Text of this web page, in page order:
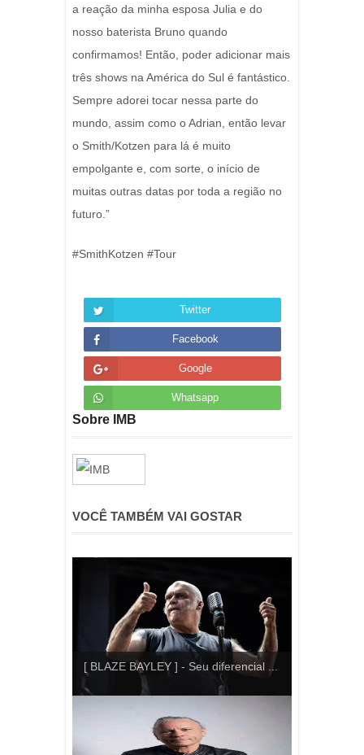
a reação da minha esposa Julia e do
nosso baterista Bruno quando
confirmamos! Então, poder adicionar mais
três shows na América do Sul é fantástico.
Sempre adorei tocar nessa parte do
mundo, assim como o Adrian, então levar
o Smith/Kotzen para lá é muito
empolgante e, com sorte, o início de
muitas outras datas por toda a região no
futuro.”
#SmithKotzen #Tour
Twitter
Facebook
Google
Whatsapp
Sobre IMB
VOCÊ TAMBÉM VAI GOSTAR
[ BLAZE BAYLEY ] - Seu diferencial ...